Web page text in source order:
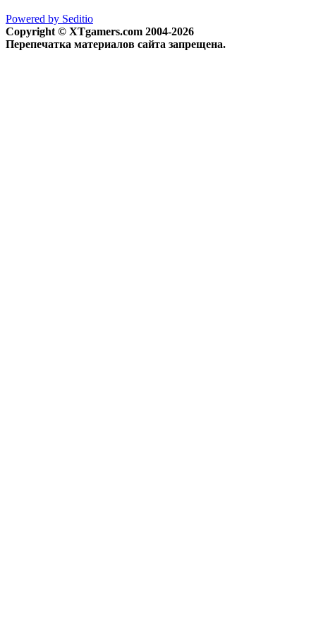
Powered by Seditio
Copyright © XTgamers.com 2004-2026
Перепечатка материалов сайта запрещена.